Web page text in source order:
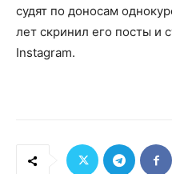
судят по доносам
лет скринил его посты и
Instagram.